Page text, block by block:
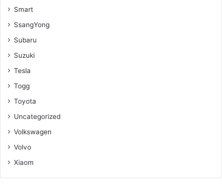
Smart
SsangYong
Subaru
Suzuki
Tesla
Togg
Toyota
Uncategorized
Volkswagen
Volvo
Xiaom